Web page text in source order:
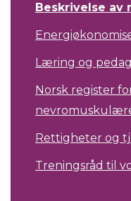
Beskrivelse av
Læring og
Norsk register
Rettigheter og
Treningsråd til